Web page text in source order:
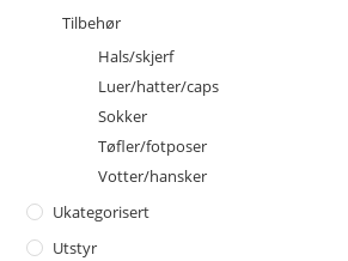
Tilbehør
Hals/skjerf
Luer/hatter/caps
Sokker
Tøfler/fotposer
Votter/hansker
Ukategorisert
Utstyr